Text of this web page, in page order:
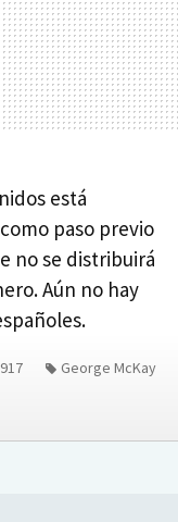
está
como paso previo
no se distribuirá
Aún no hay
George McKay